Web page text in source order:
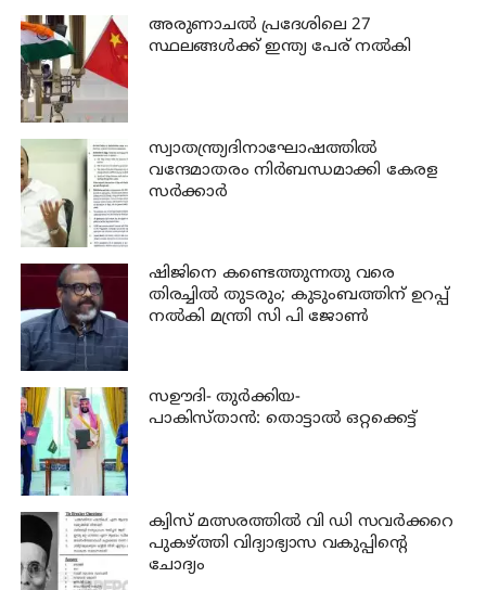
അരുണാചല്‍ പ്രദേശിലെ 27
സ്ഥലങ്ങള്‍ക്ക് ഇന്ത്യ പേര് നല്‍കി
സ്വാതന്ത്ര്യദിനാഘോഷത്തില്‍
വന്ദേമാതരം നിര്‍ബന്ധമാക്കി കേരള
സര്‍ക്കാര്‍
ഷിജിനെ കണ്ടെത്തുന്നതു വരെ
തിരച്ചില്‍ തുടരും; കുടുംബത്തിന് ഉറപ്പ്
നല്‍കി മന്ത്രി സി പി ജോണ്‍
സഊദി- തുർക്കിയ-
പാകിസ്താൻ: തൊട്ടാൽ ഒറ്റക്കെട്ട്
ക്വിസ് മത്സരത്തില്‍ വി ഡി സവര്‍ക്കറെ
പുകഴ്ത്തി വിദ്യാഭ്യാസ വകുപ്പിന്റെ
ചോദ്യം